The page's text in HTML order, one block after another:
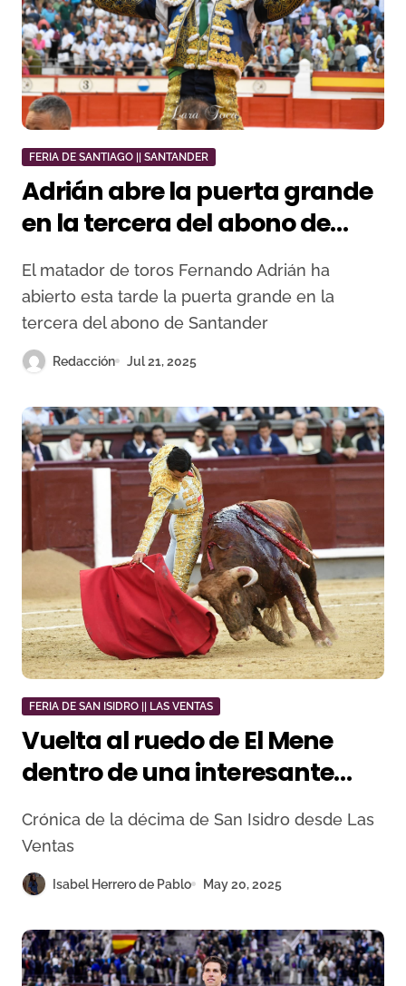
FERIA DE SANTIAGO || SANTANDER
Adrián abre la puerta grande
en la tercera del abono de
Santander
El matador de toros Fernando Adrián ha
abierto esta tarde la puerta grande en la
tercera del abono de Santander
Redacción Jul 21, 2025
FERIA DE SAN ISIDRO || LAS VENTAS
Vuelta al ruedo de El Mene
dentro de una interesante
novillada de
Conde de Mayalde
Crónica de la décima de San Isidro desde Las
Ventas
Isabel Herrero de Pablo May 20, 2025